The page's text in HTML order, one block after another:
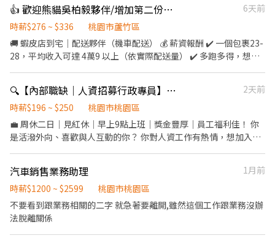
包裝、測試（久站久坐皆有） #轉正跳板 #錄取率高 #鴻海 #週休二
日 #提供宿舍 #領現金 #轉他人帳戶 #書審即可 #快速上工 #免無塵服
姐～立即安排上工🥳
職時段： 彈性工時，輕鬆安排生活與工作~ 早班｜08:00-17:00、
09:00－18:00➡️ NT$230 午班｜13:00－20:00、14:00－23:00➡️
NT$230⭐睡飽好上工⭐ 晚班｜17:30－22:30➡️ NT$260 夜班｜
21:00－06:00、23:00－08:00、00:00－08:00➡️ NT$260 📍桃園市
0912126817 張小姐 加入後請截圖職缺文➡️私訊留下 ⌜姓名✚電話⌟
謝謝❤️ #搞笑專員陪你抬槓 #免諮詢費
👍 歡迎熊貓吳柏毅夥伴/增加第二份收入【🦐店到家機車外送】-HM蘆竹新南
6天前
時薪$276 ~ $336
桃園市蘆竹區
🚚 蝦皮店到宅｜配送夥伴（機車配送） 💰 薪資報酬 ✔️ 一個包裹23-
28，平均收入可達 4萬9 以上（依實際配送量） ✔️ 多跑多得，想多
✔️ 純配送性質，無需處理金流 🏍️ 工作時間 ✔️ 08:00即可開始送貨 送
完就下班 ✔️在門市刷完包裹 系統馬上幫你導航安排送貨路線 ✔️ 當日
配送完成即可提前收工 ✔️ 想多賺可延長接單時間 🧭 上線流程（簡
單5步驟） Step 1｜準備設備 機車＋駕照＋強制險＋Android手機
說明＋試跑 現場教學＋實際帶跑，新手也OK Step 5｜開始配送 配
送範圍3公里內 → 完成配送任務💰 📦 工作內容 ✔️ 依系統接單配送
包裹 ✔️ 機車運送至指定地點 ✅ 須具備以下 ✔️ 自備機車 ✔️ 有效駕照
＋強制險 ✔️ Android手機(掃瞄包裹系統是安卓系統) 🚀 應徵方式
【截圖應徵職缺+姓名+電話】 報名ID: @346uatki 快速報
🔍【內部職缺｜人資招募行政專員】有業績壓力！
2天前
時薪$196 ~ $250
桃園市桃園區
💼 周休二日｜見紅休｜早上9點上班｜獎金豐厚｜員工福利佳！ 你
是活潑外向、喜歡與人互動的你？ 你對人資工作有熱情，想加入穩
工作內容】 ✔ 職缺招募管理 ✔ 安排面試流程 ✔ 資料整理與彙整 ✔
主管交辦事項 ✔ 需配合部分外勤行程 【🎯 我們希望你具備】 ☑ 基
本電腦操作（Word、Excel） ☑ 個性積極細心、善溝通不怕講電話
☑ 反應快、抗壓強，願意學習與挑戰 ☑ 願意挑戰業績壓力與獎金
汽車銷售業務助理
1月前
時薪$1200 ~ $2599
桃園市桃園區
不要看到跟業務相關的二字 就急著要離開,雖然這個工作跟業務沒辦
法脫離關係